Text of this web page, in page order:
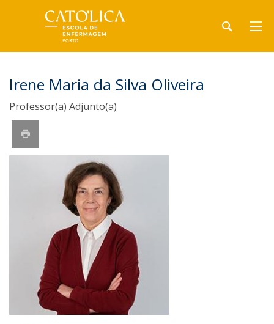
Irene Maria da Silva Oliveira
Professor(a) Adjunto(a)